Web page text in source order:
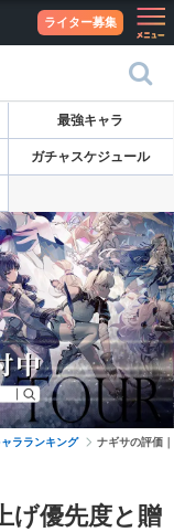
ライター募集
最強キャラ
ガチャスケジュール
ラランキング ナギサの評価
げ優先度と贈